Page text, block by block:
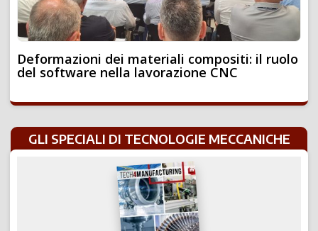
Deformazioni dei materiali compositi: il ruolo
del software nella lavorazione CNC
GLI SPECIALI DI TECNOLOGIE MECCANICHE